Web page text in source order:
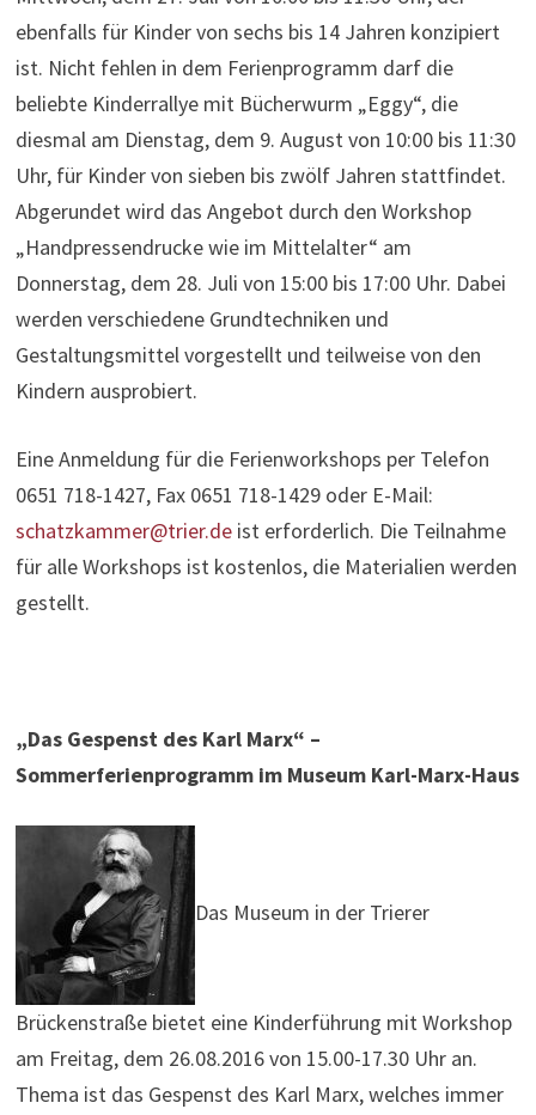
ebenfalls für Kinder von sechs bis 14 Jahren konzipiert
ist. Nicht fehlen in dem Ferienprogramm darf die
beliebte Kinderrallye mit Bücherwurm „Eggy“, die
diesmal am Dienstag, dem 9. August von 10:00 bis 11:30
Uhr, für Kinder von sieben bis zwölf Jahren stattfindet.
Abgerundet wird das Angebot durch den Workshop
„Handpressendrucke wie im Mittelalter“ am
Donnerstag, dem 28. Juli von 15:00 bis 17:00 Uhr. Dabei
werden verschiedene Grundtechniken und
Gestaltungsmittel vorgestellt und teilweise von den
Kindern ausprobiert.
Eine Anmeldung für die Ferienworkshops per Telefon
0651 718-1427, Fax 0651 718-1429 oder E-Mail:
schatzkammer@trier.deist erforderlich. Die Teilnahme
für alle Workshops ist kostenlos, die Materialien werden
gestellt.
„Das Gespenst des Karl Marx“ –
Sommerferienprogramm im Museum Karl-Marx-Haus
Das Museum in der Trierer
Brückenstraße bietet eine Kinderführung mit Workshop
am Freitag, dem 26.08.2016 von 15.00-17.30 Uhr an.
Thema ist das Gespenst des Karl Marx, welches immer